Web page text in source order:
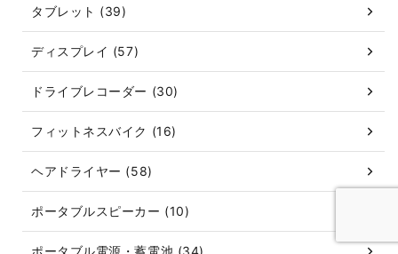
タブレット (39)
ディスプレイ (57)
ドライブレコーダー (30)
フィットネスバイク (16)
ヘアドライヤー (58)
ポータブルスピーカー (10)
ポータブル電源・蓄電池 (34)